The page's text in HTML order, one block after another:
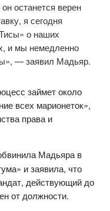
останется верен
я сегодня
о наших
и мы немедленно
— заявил Мадьяр.
займет около
всех марионеток»,
права и
Мадьяра в
и заявила, что
действующий до
от должности.